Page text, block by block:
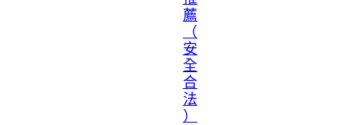
薦
（
安
全
合
法
）